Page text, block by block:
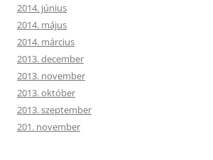
2014. június
2014. május
2014. március
2013. december
2013. november
2013. október
2013. szeptember
201. november